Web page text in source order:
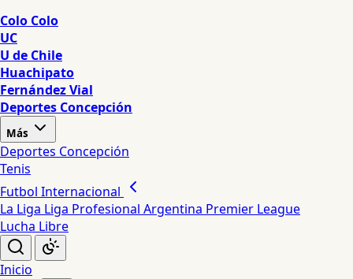
Colo Colo
UC
U de Chile
Huachipato
Fernández Vial
Deportes Concepción
Más
Deportes Concepción
Tenis
Futbol Internacional
La Liga Liga Profesional Argentina Premier League
Lucha Libre
Inicio